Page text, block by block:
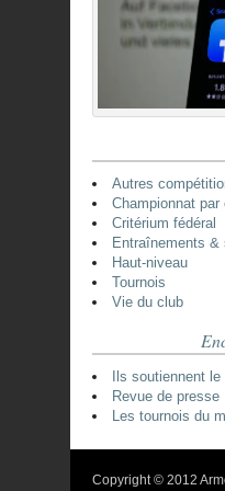
Autres
Championnat par
Critérium fédéral
Entraînements &
Haut-niveau
Tournois
Vie du club
Ils soutiennent
Revue de presse
Les tournois du
Copyright © 2012